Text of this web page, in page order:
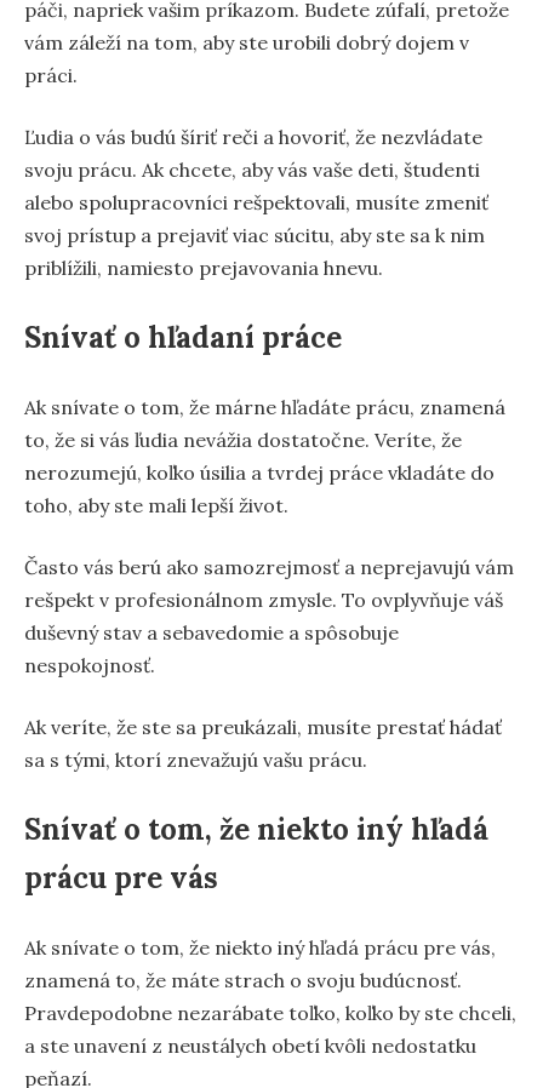
páči, napriek vašim príkazom. Budete zúfalí, pretože
vám záleží na tom, aby ste urobili dobrý dojem v
práci.
Ľudia o vás budú šíriť reči a hovoriť, že nezvládate
svoju prácu. Ak chcete, aby vás vaše deti, študenti
alebo spolupracovníci rešpektovali, musíte zmeniť
svoj prístup a prejaviť viac súcitu, aby ste sa k nim
priblížili, namiesto prejavovania hnevu.
Snívať o hľadaní práce
Ak snívate o tom, že márne hľadáte prácu, znamená
to, že si vás ľudia nevážia dostatočne. Veríte, že
nerozumejú, koľko úsilia a tvrdej práce vkladáte do
toho, aby ste mali lepší život.
Často vás berú ako samozrejmosť a neprejavujú vám
rešpekt v profesionálnom zmysle. To ovplyvňuje váš
duševný stav a sebavedomie a spôsobuje
nespokojnosť.
Ak veríte, že ste sa preukázali, musíte prestať hádať
sa s tými, ktorí znevažujú vašu prácu.
Snívať o tom, že niekto iný hľadá
prácu pre vás
Ak snívate o tom, že niekto iný hľadá prácu pre vás,
znamená to, že máte strach o svoju budúcnosť.
Pravdepodobne nezarábate toľko, koľko by ste chceli,
a ste unavení z neustálych obetí kvôli nedostatku
peňazí.